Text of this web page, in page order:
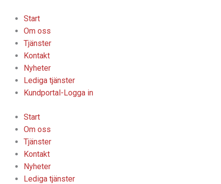
innehåll
Start
Om oss
Tjänster
Kontakt
Nyheter
Lediga tjänster
Kundportal-Logga in
Start
Om oss
Tjänster
Kontakt
Nyheter
Lediga tjänster